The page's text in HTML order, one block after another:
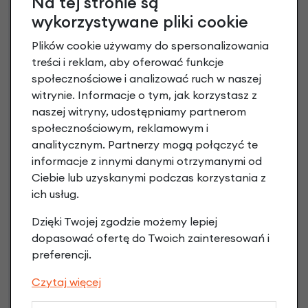
Raty 0%
3 miesiące nie płacisz
wykorzystywane pliki cookie
Plików cookie używamy do spersonalizowania
treści i reklam, aby oferować funkcje
społecznościowe i analizować ruch w naszej
witrynie. Informacje o tym, jak korzystasz z
naszej witryny, udostępniamy partnerom
społecznościowym, reklamowym i
analitycznym. Partnerzy mogą połączyć te
informacje z innymi danymi otrzymanymi od
Ciebie lub uzyskanymi podczas korzystania z
ich usług.
Dzięki Twojej zgodzie możemy lepiej
dopasować ofertę do Twoich zainteresowań i
preferencji.
Czytaj więcej